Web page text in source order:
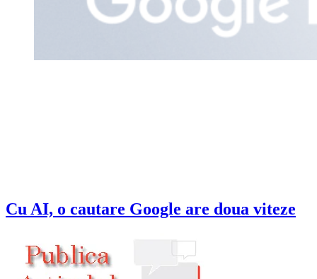
Cu AI, o cautare Google are doua viteze